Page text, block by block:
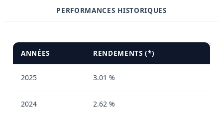
PERFORMANCES HISTORIQUES
ANNÉES RENDEMENTS (*)
2025 3.01 %
2024 2.62 %